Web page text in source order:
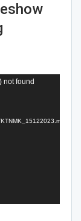
not found